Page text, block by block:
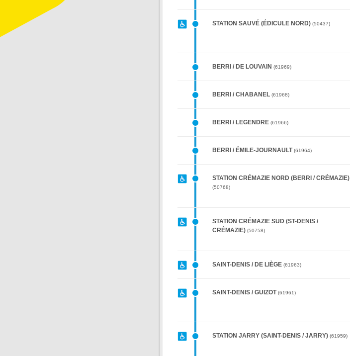
STATION SAUVÉ (ÉDICULE NORD) 50437
BERRI / DE LOUVAIN 61969
BERRI / CHABANEL 61968
BERRI / LEGENDRE 61966
BERRI / ÉMILE-JOURNAULT 61964
STATION CRÉMAZIE NORD (BERRI / CRÉMAZIE)
50768
STATION CRÉMAZIE SUD (ST-DENIS /
CRÉMAZIE) 50758
SAINT-DENIS / DE LIÈGE 61963
SAINT-DENIS / GUIZOT 61961
STATION JARRY (SAINT-DENIS / JARRY) 61959